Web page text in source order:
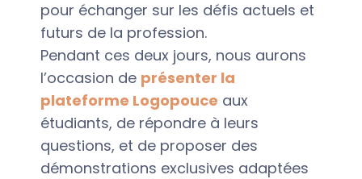
pour échanger sur les défis actuels et
futurs de la profession.
Pendant ces deux jours, nous aurons
l’occasion de présenter la
plateforme Logopouce aux
étudiants, de répondre à leurs
questions, et de proposer des
démonstrations exclusives adaptées